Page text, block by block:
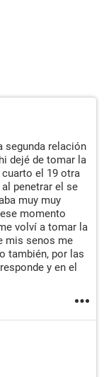
segunda relación
dejé de tomar la
el 19 otra
penetrar el se
muy muy
momento
volví a tomar la
mis senos me
también, por las
y en el